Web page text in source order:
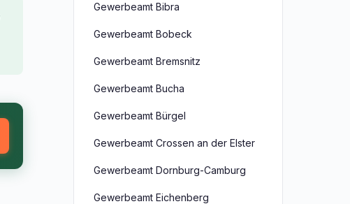
Gewerbeamt Bibra
Gewerbeamt Bobeck
Gewerbeamt Bremsnitz
Gewerbeamt Bucha
Gewerbeamt Bürgel
Gewerbeamt Crossen an der Elster
Gewerbeamt Dornburg-Camburg
Gewerbeamt Eichenberg